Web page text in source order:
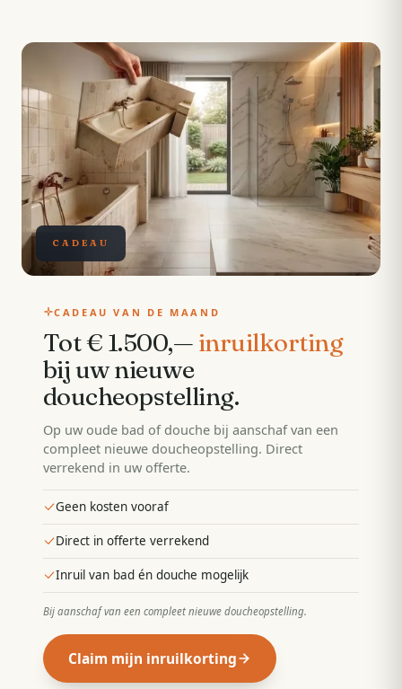
CADEAU
CADEAU VAN DE MAAND
Tot € 1.500,— inruilkorting
bij uw nieuwe
doucheopstelling.
Op uw oude bad of douche bij aanschaf van een
compleet nieuwe doucheopstelling. Direct
verrekend in uw offerte.
Geen kosten vooraf
Direct in offerte verrekend
Inruil van bad én douche mogelijk
Bij aanschaf van een compleet nieuwe doucheopstelling.
Claim mijn inruilkorting